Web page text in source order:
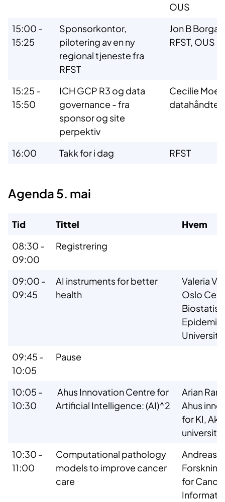
OUS
15:00 -
15:25
Sponsorkontor,
pilotering av en ny
regional tjeneste fra
RFST
Jon B
RFST, OUS
15:25 -
15:50
ICH GCP R3 og data
governance - fra
sponsor og site
perpektiv
Cecilie
16:00 Takk for i dag RFST
Agenda 5. mai
Tid Tittel
Hvem
08:30 -
09:00
Registrering
09:00 -
09:45
AI instruments for better
health
Valeria
Oslo
09:45 -
10:05
Pause
10:05 -
10:30
Ahus Innovation Centre for
Artificial Intelligence: (AI)^2
Arian
Ahus
for KI,
10:30 -
11:00
Computational pathology
models to improve cancer
care
Andreas
for